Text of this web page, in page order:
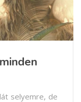
selyemre, de